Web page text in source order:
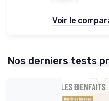
Voir le
Nos derniers tests